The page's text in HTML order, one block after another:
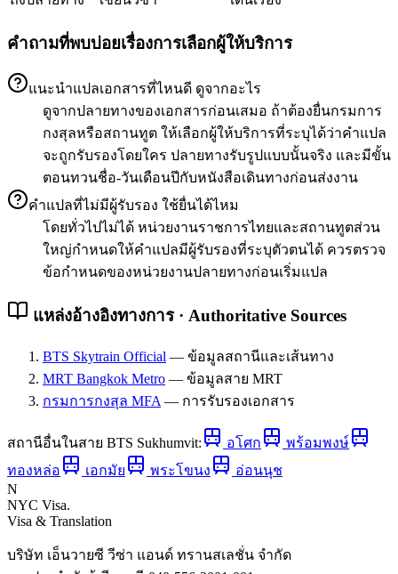
คำถามที่พบบ่อยเรื่องการเลือกผู้ให้บริการ
แนะนำแปลเอกสารที่ไหนดี ดูจากอะไร
ดูจากปลายทางของเอกสารก่อนเสมอ ถ้าต้องยื่นกรมการ
กงสุลหรือสถานทูต ให้เลือกผู้ให้บริการที่ระบุได้ว่าคำแปล
จะถูกรับรองโดยใคร ปลายทางรับรูปแบบนั้นจริง และมีขั้น
ตอนทวนชื่อ-วันเดือนปีกับหนังสือเดินทางก่อนส่งงาน
คำแปลที่ไม่มีผู้รับรอง ใช้ยื่นได้ไหม
โดยทั่วไปไม่ได้ หน่วยงานราชการไทยและสถานทูตส่วน
ใหญ่กำหนดให้คำแปลมีผู้รับรองที่ระบุตัวตนได้ ควรตรวจ
ข้อกำหนดของหน่วยงานปลายทางก่อนเริ่มแปล
แหล่งอ้างอิงทางการ · Authoritative Sources
BTS Skytrain Official — ข้อมูลสถานีและเส้นทาง
MRT Bangkok Metro — ข้อมูลสาย MRT
กรมการกงสุล MFA — การรับรองเอกสาร
สถานีอื่นในสาย BTS Sukhumvit: อโศก
พร้อมพงษ์
ทองหล่อ
เอกมัย พระโขนง
อ่อนนุช
N
NYC Visa.
Visa & Translation
บริษัท เอ็นวายซี วีซ่า แอนด์ ทรานสเลชั่น จำกัด